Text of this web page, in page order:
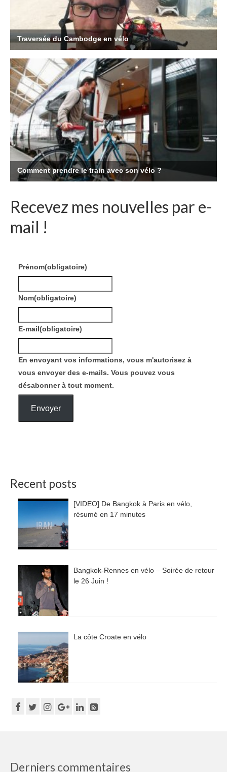
Recevez mes nouvelles par e-
mail !
Prénom(obligatoire)
Nom(obligatoire)
E-mail(obligatoire)
En envoyant vos informations, vous m'autorisez à
vous envoyer des e-mails. Vous pouvez vous
désabonner à tout moment.
Envoyer
Recent posts
[VIDEO] De Bangkok à Paris en vélo,
résumé en 17 minutes
Bangkok-Rennes en vélo – Soirée de retour
le 26 Juin !
La côte Croate en vélo
Derniers commentaires